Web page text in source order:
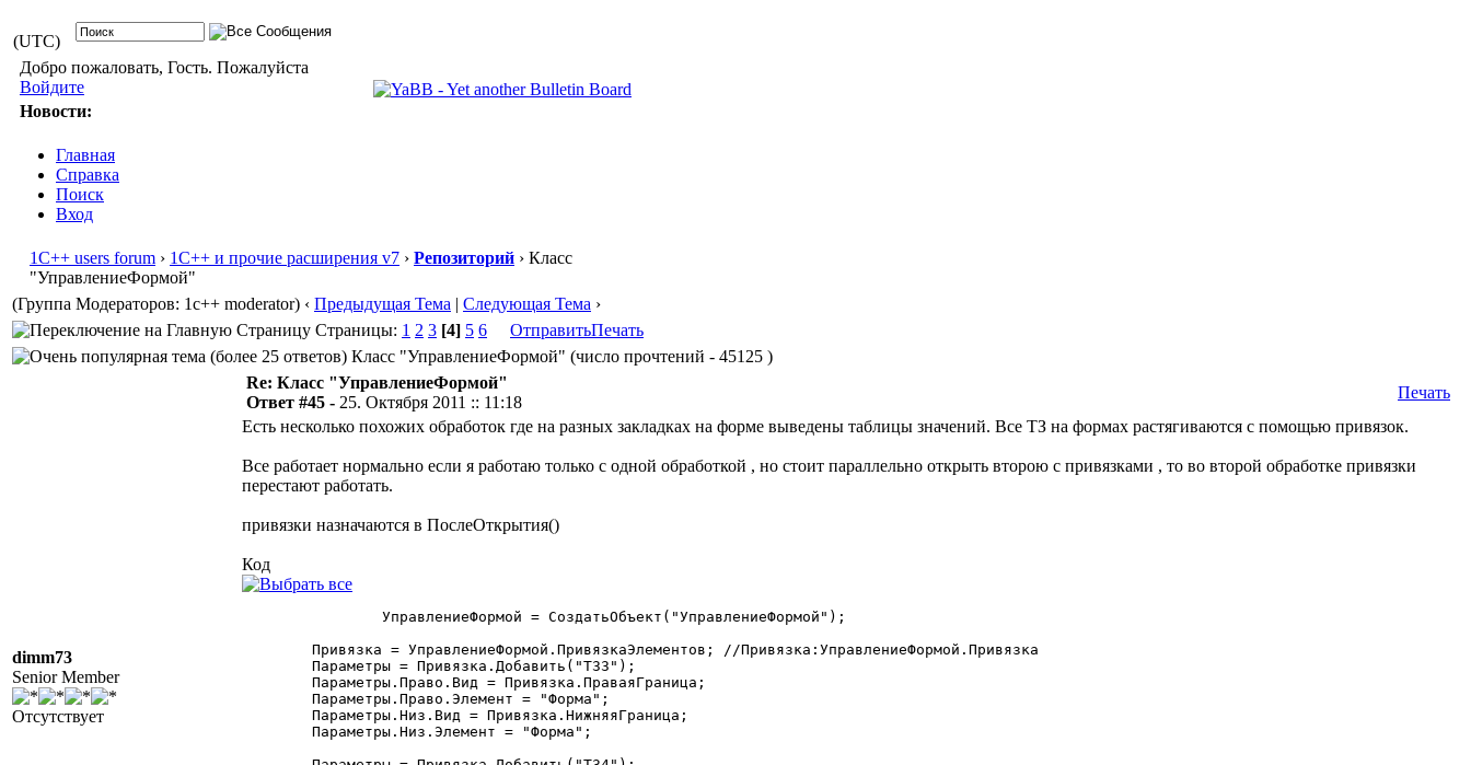
(UTC)
Добро пожаловать, Гость. Пожалуйста
Войдите
Новости:
Главная
Справка
Поиск
Вход
1С++ users forum › 1С++ и прочие расширения v7 › Репозиторий › Класс
"УправлениеФормой"
(Группа Модераторов: 1c++ moderator) ‹ Предыдущая Тема | Следующая Тема ›
Страницы: 1 2 3 [4] 5 6 ОтправитьПечать
Класс "УправлениеФормой" (число прочтений - 45125 )
dimm73
Senior Member
Отсутствует
Re: Класс "УправлениеФормой"
Ответ #45 - 25. Октября 2011 :: 11:18
Печать
Есть несколько похожих обработок где на разных закладках на форме выведены таблицы значений. Все ТЗ на формах растягиваются с помощью привязок.
Все работает нормально если я работаю только с одной обработкой , но стоит параллельно открыть второю с привязками , то во второй обработке привязки
перестают работать.
привязки назначаются в ПослеОткрытия()
Код